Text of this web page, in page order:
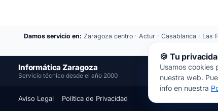
Damos servicio en: Zaragoza centro · Actur · Casablanca · Las
Informática Zaragoza
Servicio técnico desde el año 2000
Aviso Legal Política de Privacidad
🍪 Tu
Usamos cookies
nuestra web.
info en nuestra